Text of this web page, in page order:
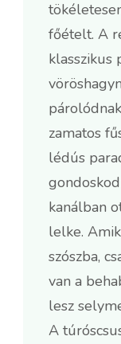
főételt. A
klasszikus
zamatos
lédús
kanálban
lelke.
szószba,
van a
lesz
A